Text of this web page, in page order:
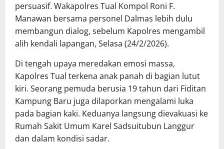
persuasif. Wakapolres Tual Kompol Roni F.
Manawan bersama personel Dalmas lebih dulu
membangun dialog, sebelum Kapolres mengambil
alih kendali lapangan, Selasa (24/2/2026).
Di tengah upaya meredakan emosi massa,
Kapolres Tual terkena anak panah di bagian lutut
kiri. Seorang pemuda berusia 19 tahun dari Fiditan
Kampung Baru juga dilaporkan mengalami luka
pada bagian kaki. Keduanya langsung dievakuasi ke
Rumah Sakit Umum Karel Sadsuitubun Langgur
dan dalam kondisi sadar.